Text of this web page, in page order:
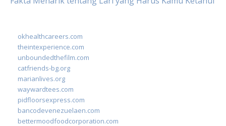
okhealthcareers.com
theintexperience.com
unboundedthefilm.com
catfriends-bg.org
marianlives.org
waywardtees.com
pidfloorsexpress.com
bancodevenezuelaen.com
bettermoodfoodcorporation.com